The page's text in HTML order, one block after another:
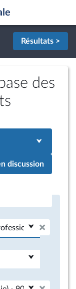
Résultats >
des
discussion